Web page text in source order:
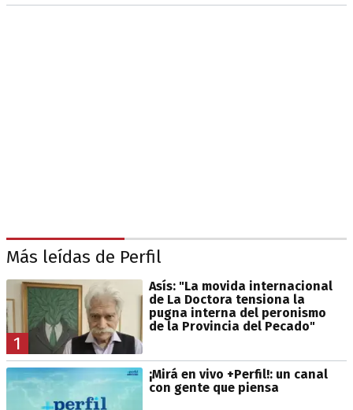
Más leídas de Perfil
1
Asís: "La movida internacional
de La Doctora tensiona la
pugna interna del peronismo
de la Provincia del Pecado"
¡Mirá en vivo +Perfil!: un canal
con gente que piensa